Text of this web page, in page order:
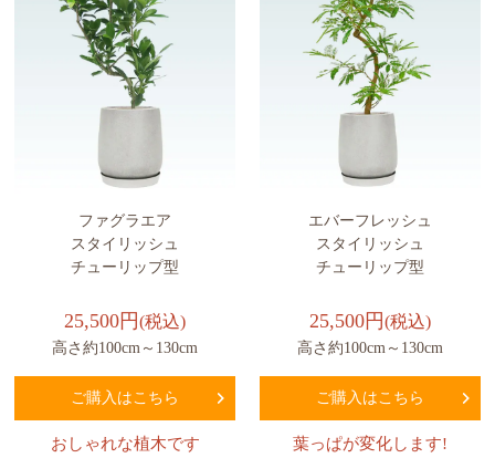
ファグラエア
スタイリッシュ
チューリップ型
25,500円(税込)
高さ約100cm～130cm
ご購入はこちら
おしゃれな植木です
エバーフレッシュ
スタイリッシュ
チューリップ型
25,500円(税込)
高さ約100cm～130cm
ご購入はこちら
葉っぱが変化します!